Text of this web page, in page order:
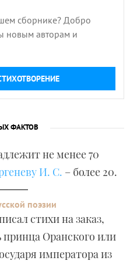
сборнике? Добро
новым авторам и
ФАКТОВ
не менее 70
И. С. – более 20.
поэзии
стихи на заказ,
принца Оранского или
императора из